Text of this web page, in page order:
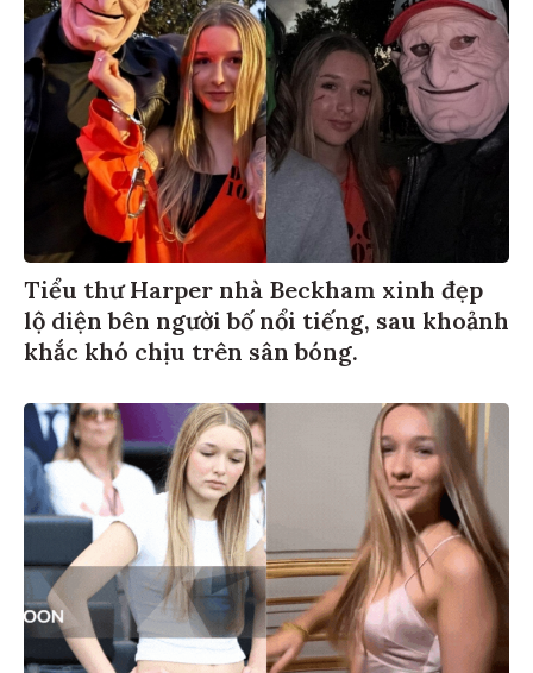
Tiểu thư Harper nhà Beckham xinh đẹp
lộ diện bên người bố nổi tiếng, sau khoảnh
khắc khó chịu trên sân bóng.